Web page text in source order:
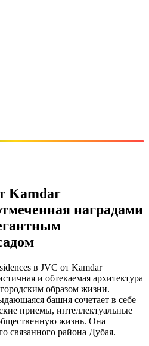
Kamdar
наградами
в JVC от Kamdar
и обтекаемая архитектура
образом жизни.
башня сочетает в себе
приемы, интеллектуальные
жизнь. Она
связанного района Дубая.